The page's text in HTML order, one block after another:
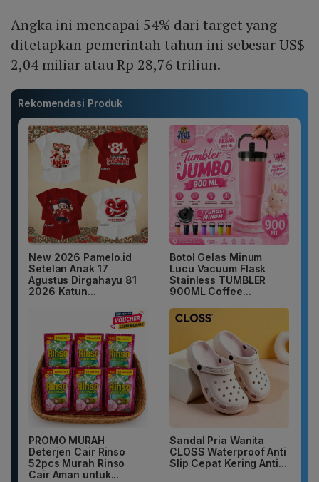
Angka ini mencapai 54% dari target yang
ditetapkan pemerintah tahun ini sebesar US$
2,04 miliar atau Rp 28,76 triliun.
Rekomendasi Produk
New 2026 Pamelo.id
Setelan Anak 17
Agustus Dirgahayu 81
2026 Katun...
Botol Gelas Minum
Lucu Vacuum Flask
Stainless TUMBLER
900ML Coffee...
PROMO MURAH
Deterjen Cair Rinso
52pcs Murah Rinso
Cair Aman untuk...
Sandal Pria Wanita
CLOSS Waterproof Anti
Slip Cepat Kering Anti...